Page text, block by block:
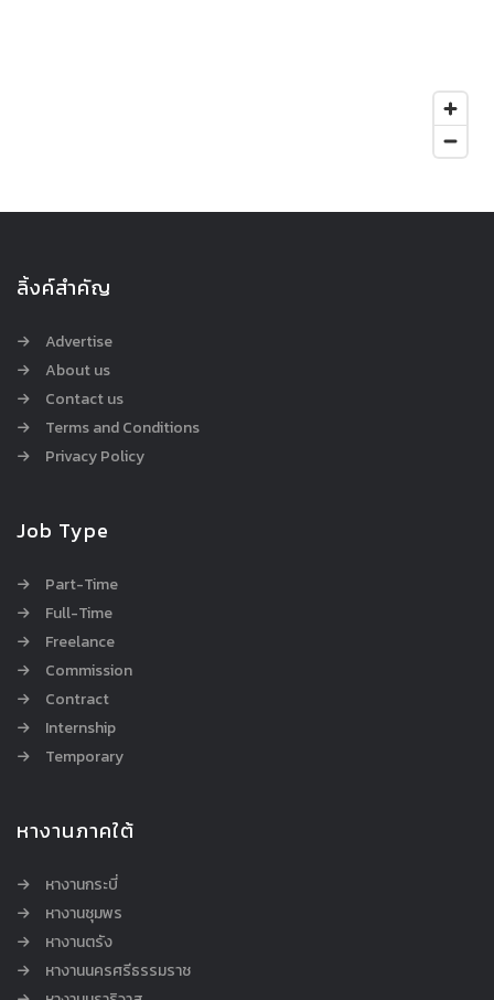
ลิ้งค์สำคัญ
Advertise
About us
Contact us
Terms and Conditions
Privacy Policy
Job Type
Part-Time
Full-Time
Freelance
Commission
Contract
Internship
Temporary
หางานภาคใต้
หางานกระบี่
หางานชุมพร
หางานตรัง
หางานนครศรีธรรมราช